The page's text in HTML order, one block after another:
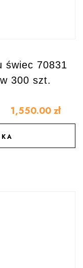
świec 70831
300 szt.
1,550.00 zł